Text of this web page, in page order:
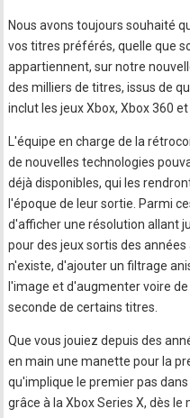
Nous avons toujours souhaité
vos titres préférés, quelle que
appartiennent, sur notre
des milliers de titres, issus de
inclut les jeux Xbox, Xbox 360 et
L'équipe en charge de la
de nouvelles technologies
déjà disponibles, qui les
l'époque de leur sortie. Parmi
d'afficher une résolution allant
pour des jeux sortis des
n'existe, d'ajouter un filtrage
l'image et d'augmenter voire
seconde de certains titres.
Que vous jouiez depuis des
en main une manette pour la
qu'implique le premier pas
grâce à la Xbox Series X, dès le